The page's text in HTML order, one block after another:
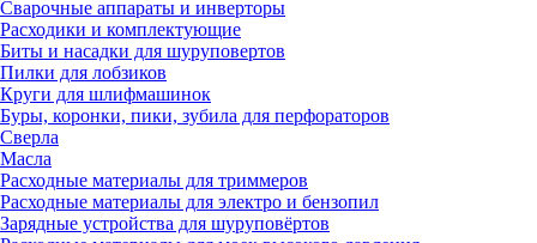
Сварочные аппараты и инверторы
Расходики и комплектующие
Биты и насадки для шуруповертов
Пилки для лобзиков
Круги для шлифмашинок
Буры, коронки, пики, зубила для перфораторов
Сверла
Масла
Расходные материалы для триммеров
Расходные материалы для электро и бензопил
Зарядные устройства для шуруповёртов